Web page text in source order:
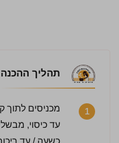
תהליך ההכנה
1
עד כיסוי,
כשעה / עד
2.5 / 5 | 25 מדרגים
לחץ כדי